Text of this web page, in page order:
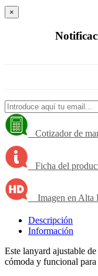
×
Cotizador de
Ficha del
Imagen en Alta
Descripción
Información
Este lanyard ajustable
cómoda y funcional